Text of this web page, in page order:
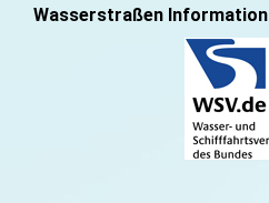
Wasserstraßen Information